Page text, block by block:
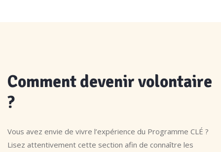
Comment devenir volontaire
?
Vous avez envie de vivre l’expérience du Programme CLÉ ?
Lisez attentivement cette section afin de connaître les